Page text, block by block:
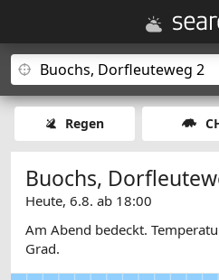
Regen
Buochs,
Heute, 6.8. ab 18:00
Am Abend bedeckt.
Grad.